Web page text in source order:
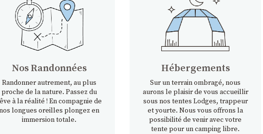
Nos Randonnées
Randonner autrement, au plus
proche de la nature. Passez du
à la réalité ! En compagnie de
longues oreilles plongez en
immersion totale.
Hébergements
Sur un terrain ombragé, nous
aurons le plaisir de vous accueillir
sous nos tentes Lodges, trappeur
et yourte. Nous vous offrons la
possibilité de venir avec votre
tente pour un camping libre.